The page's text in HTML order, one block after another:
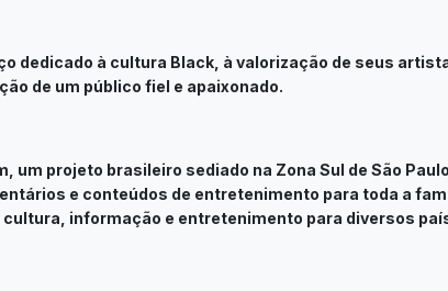
dedicado à cultura Black, à valorização de seus
de um público fiel e apaixonado.
um projeto brasileiro sediado na Zona Sul de São
e conteúdos de entretenimento para toda a
informação e entretenimento para diversos